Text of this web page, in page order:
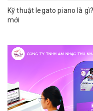
Kỹ thuật legato piano là
mới